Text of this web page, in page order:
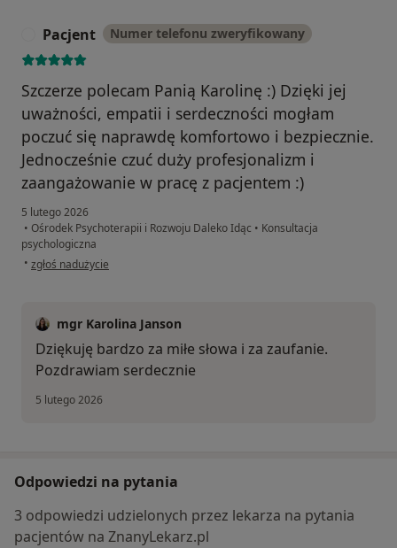
Pacjent Numer telefonu zweryfikowany
Szczerze polecam Panią Karolinę :) Dzięki jej
uważności, empatii i serdeczności mogłam
poczuć się naprawdę komfortowo i bezpiecznie.
Jednocześnie czuć duży profesjonalizm i
zaangażowanie w pracę z pacjentem :)
5 lutego 2026
• Ośrodek Psychoterapii i Rozwoju Daleko Idąc • Konsultacja
psychologiczna
• w opinii użytkownika Pacjent
zgłoś nadużycie
mgr Karolina Janson
Dziękuję bardzo za miłe słowa i za zaufanie.
Pozdrawiam serdecznie
5 lutego 2026
Odpowiedzi na pytania
3 odpowiedzi udzielonych przez lekarza na pytania
pacjentów na ZnanyLekarz.pl